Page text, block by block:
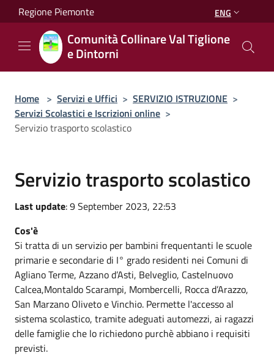
Salta al contenuto principale
Regione Piemonte ENG
Comunità Collinare Val Tiglione
e Dintorni
Home > Servizi e Uffici > SERVIZIO ISTRUZIONE >
Servizi Scolastici e Iscrizioni online >
Servizio trasporto scolastico
Servizio trasporto scolastico
Last update: 9 September 2023, 22:53
Cos'è
Si tratta di un servizio per bambini frequentanti le scuole
primarie e secondarie di I° grado residenti nei Comuni di
Agliano Terme, Azzano d’Asti, Belveglio, Castelnuovo
Calcea,Montaldo Scarampi, Mombercelli, Rocca d’Arazzo,
San Marzano Oliveto e Vinchio. Permette l'accesso al
sistema scolastico, tramite adeguati automezzi, ai ragazzi
delle famiglie che lo richiedono purchè abbiano i requisiti
previsti.